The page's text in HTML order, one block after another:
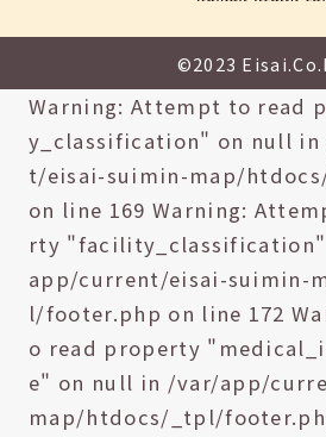
©2023
Warning: Attempt to read
y_classification" on null
t/eisai-suimin-map/
on line 169 Warning:
rty
app/current/eisai-suimin-
l/footer.php on line 172
o read property
e" on null in /var/app/
map/htdocs/_tpl/